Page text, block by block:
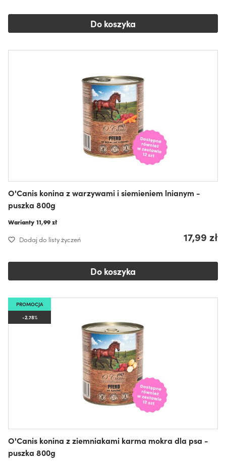
Do koszyka
O'Canis konina z warzywami i siemieniem lnianym -
puszka 800g
Warianty 11,99 zł
Dodaj do listy życzeń 17,99 zł
Do koszyka
PROMOCJA
-2.78%
O'Canis konina z ziemniakami karma mokra dla psa -
puszka 800g